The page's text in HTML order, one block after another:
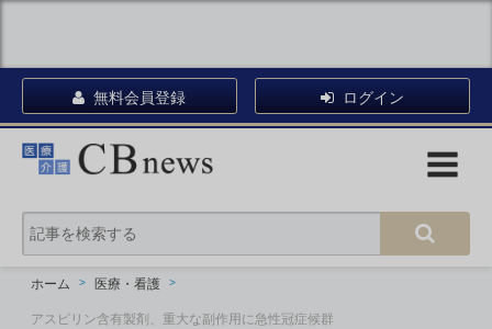
無料会員登録 ログイン
ホーム 医療・看護
アスピリン含有製剤、重大な副作用に急性冠症候群